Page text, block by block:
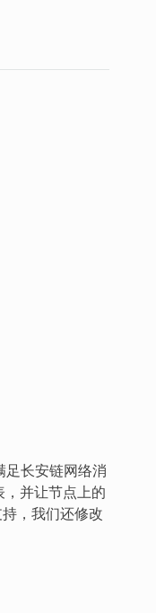
足长安链网络消
，并让节点上的
，我们还修改